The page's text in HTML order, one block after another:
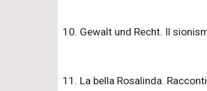
10. Gewalt und Recht. Il
11. La bella Rosalinda.